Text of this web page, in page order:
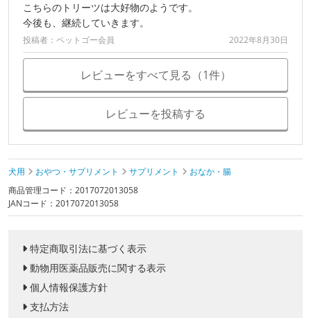
こちらのトリーツは大好物のようです。
今後も、継続していきます。
投稿者：ペットゴー会員 2022年8月30日
レビューをすべて見る（1件）
レビューを投稿する
犬用 おやつ・サプリメント サプリメント
おなか・腸
商品管理コード：2017072013058
JANコード：2017072013058
特定商取引法に基づく表示
動物用医薬品販売に関する表示
個人情報保護方針
支払方法